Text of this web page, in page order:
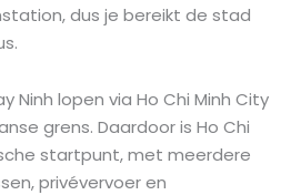
dus je bereikt de stad
Ninh lopen via Ho Chi Minh City
grens. Daardoor is Ho Chi
startpunt, met meerdere
privévervoer en